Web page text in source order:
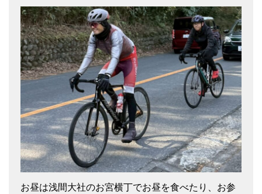
お昼は浅間大社のお宮横丁でお昼を食べたり、お参